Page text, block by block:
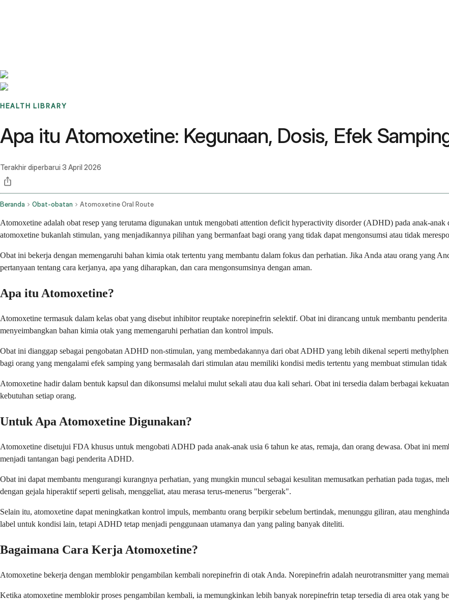
HEALTH LIBRARY
Apa itu Atomoxetine: Kegunaan, Dosis, Efek
Terakhir diperbarui 3 April 2026
Beranda Obat-obatan Atomoxetine Oral Route
Atomoxetine adalah obat resep yang terutama digunakan untuk mengobati attention deficit hyperactivity disorder (ADHD) pada anak-
atomoxetine bukanlah stimulan, yang menjadikannya pilihan yang bermanfaat bagi orang yang tidak dapat mengonsumsi atau tidak
Obat ini bekerja dengan memengaruhi bahan kimia otak tertentu yang membantu dalam fokus dan perhatian. Jika Anda atau orang yang
pertanyaan tentang cara kerjanya, apa yang diharapkan, dan cara mengonsumsinya dengan aman.
Apa itu Atomoxetine?
Atomoxetine termasuk dalam kelas obat yang disebut inhibitor reuptake norepinefrin selektif. Obat ini dirancang untuk membantu
menyeimbangkan bahan kimia otak yang memengaruhi perhatian dan kontrol impuls.
Obat ini dianggap sebagai pengobatan ADHD non-stimulan, yang membedakannya dari obat ADHD yang lebih dikenal seperti
bagi orang yang mengalami efek samping yang bermasalah dari stimulan atau memiliki kondisi medis tertentu yang membuat stimulan tidak
Atomoxetine hadir dalam bentuk kapsul dan dikonsumsi melalui mulut sekali atau dua kali sehari. Obat ini tersedia dalam berbagai
kebutuhan setiap orang.
Untuk Apa Atomoxetine Digunakan?
Atomoxetine disetujui FDA khusus untuk mengobati ADHD pada anak-anak usia 6 tahun ke atas, remaja, dan orang dewasa. Obat ini
menjadi tantangan bagi penderita ADHD.
Obat ini dapat membantu mengurangi kurangnya perhatian, yang mungkin muncul sebagai kesulitan memusatkan perhatian pada tugas,
dengan gejala hiperaktif seperti gelisah, menggeliat, atau merasa terus-menerus "bergerak".
Selain itu, atomoxetine dapat meningkatkan kontrol impuls, membantu orang berpikir sebelum bertindak, menunggu giliran, atau
label untuk kondisi lain, tetapi ADHD tetap menjadi penggunaan utamanya dan yang paling banyak diteliti.
Bagaimana Cara Kerja Atomoxetine?
Atomoxetine bekerja dengan memblokir pengambilan kembali norepinefrin di otak Anda. Norepinefrin adalah neurotransmitter yang
Ketika atomoxetine memblokir proses pengambilan kembali, ia memungkinkan lebih banyak norepinefrin tetap tersedia di area otak yang